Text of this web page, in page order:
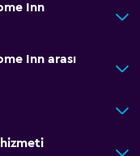
Inn
Inn arası